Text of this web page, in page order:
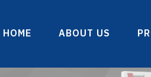
HOME ABOUT US